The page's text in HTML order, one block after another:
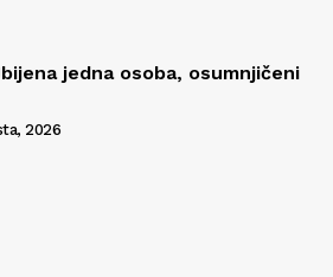
jedna osoba, osumnjičeni
2026